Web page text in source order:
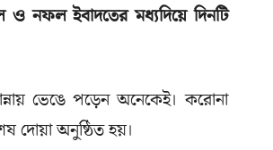
ও নফল ইবাদতের মধ্যদিয়ে দিনটি
ভেঙে পড়েন অনেকেই। করোনা
দোয়া অনুষ্ঠিত হয়।